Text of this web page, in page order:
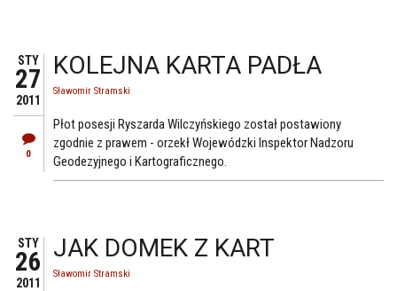
STY
27
2011
0
KOLEJNA KARTA PADŁA
Sławomir Stramski
Płot posesji Ryszarda Wilczyńskiego został postawiony
zgodnie z prawem - orzekł Wojewódzki Inspektor Nadzoru
Geodezyjnego i Kartograficznego.
STY
26
2011
JAK DOMEK Z KART
Sławomir Stramski